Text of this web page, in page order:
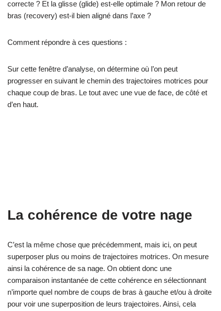
correcte ? Et la glisse (glide) est-elle optimale ? Mon retour de
bras (recovery) est-il bien aligné dans l’axe ?
Comment répondre à ces questions :
Sur cette fenêtre d’analyse, on détermine où l’on peut
progresser en suivant le chemin des trajectoires motrices pour
chaque coup de bras. Le tout avec une vue de face, de côté et
d’en haut.
La cohérence de votre nage
C’est la même chose que précédemment, mais ici, on peut
superposer plus ou moins de trajectoires motrices. On mesure
ainsi la cohérence de sa nage. On obtient donc une
comparaison instantanée de cette cohérence en sélectionnant
n’importe quel nombre de coups de bras à gauche et/ou à droite
pour voir une superposition de leurs trajectoires. Ainsi, cela